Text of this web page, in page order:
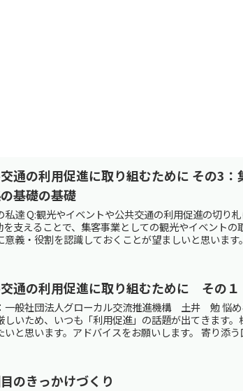
通の利用促進に取り組むために その3
基礎の基礎
私達 Q:観光やイベントや公共交通の利用促進の切り
を支えることで、集客事業としての観光やイベントの
意義・役割を認識しておくことが望ましいと思います
通の利用促進に取り組むために その１
一般社団法人グローカル交流推進機構 土井 勉 悩め
しいため、いつも「利用促進」の話題が出てきます
いと思います。アドバイスをお願いします。 寄り添う
のきっかけづくり